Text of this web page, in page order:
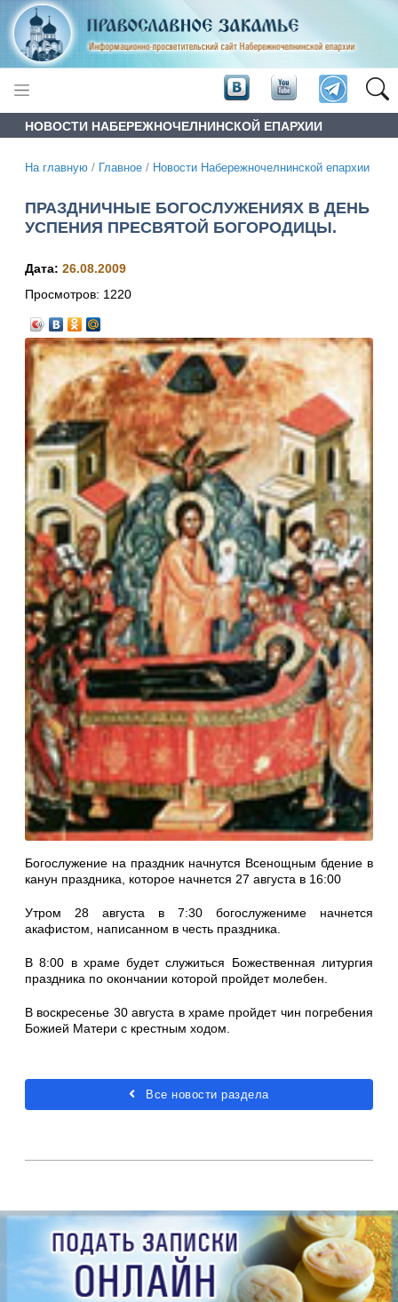
НОВОСТИ НАБЕРЕЖНОЧЕЛНИНСКОЙ ЕПАРХИИ
На главную / Главное / Новости Набережночелнинской епархии
ПРАЗДНИЧНЫЕ БОГОСЛУЖЕНИЯХ В ДЕНЬ
УСПЕНИЯ ПРЕСВЯТОЙ БОГОРОДИЦЫ.
Дата: 26.08.2009
Просмотров: 1220
Богослужение на праздник начнутся Всенощным бдение в
канун праздника, которое начнется 27 августа в 16:00
Утром 28 августа в 7:30 богослужениме начнется
акафистом, написанном в честь праздника.
В 8:00 в храме будет служиться Божественная литургия
праздника по окончании которой пройдет молебен.
В воскресенье 30 августа в храме пройдет чин погребения
Божией Матери с крестным ходом.
Все новости раздела